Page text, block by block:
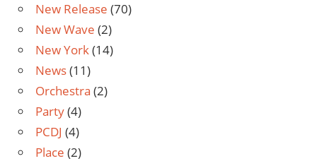
New Release (70)
New Wave (2)
New York(14)
News(11)
Orchestra (2)
Party(4)
PCDJ (4)
Place (2)